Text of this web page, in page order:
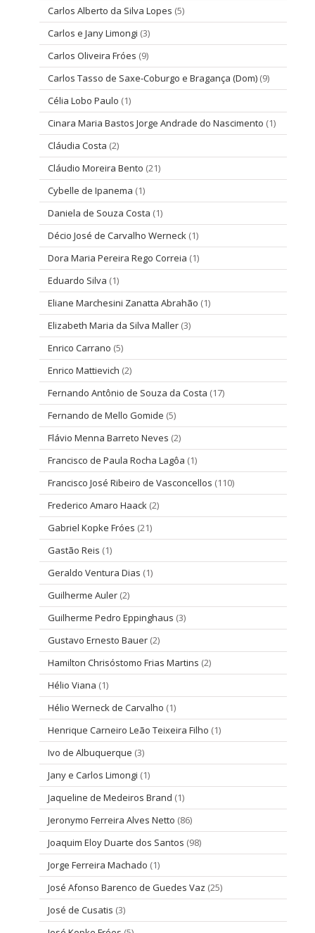
Carlos Alberto da Silva Lopes (5)
Carlos e Jany Limongi (3)
Carlos Oliveira Fróes (9)
Carlos Tasso de Saxe-Coburgo e Bragança (Dom) (9)
Célia Lobo Paulo (1)
Cinara Maria Bastos Jorge Andrade do Nascimento (1)
Cláudia Costa (2)
Cláudio Moreira Bento (21)
Cybelle de Ipanema (1)
Daniela de Souza Costa (1)
Décio José de Carvalho Werneck (1)
Dora Maria Pereira Rego Correia (1)
Eduardo Silva (1)
Eliane Marchesini Zanatta Abrahão (1)
Elizabeth Maria da Silva Maller (3)
Enrico Carrano (5)
Enrico Mattievich (2)
Fernando Antônio de Souza da Costa (17)
Fernando de Mello Gomide (5)
Flávio Menna Barreto Neves (2)
Francisco de Paula Rocha Lagôa (1)
Francisco José Ribeiro de Vasconcellos (110)
Frederico Amaro Haack (2)
Gabriel Kopke Fróes (21)
Gastão Reis (1)
Geraldo Ventura Dias (1)
Guilherme Auler (2)
Guilherme Pedro Eppinghaus (3)
Gustavo Ernesto Bauer (2)
Hamilton Chrisóstomo Frias Martins (2)
Hélio Viana (1)
Hélio Werneck de Carvalho (1)
Henrique Carneiro Leão Teixeira Filho (1)
Ivo de Albuquerque (3)
Jany e Carlos Limongi (1)
Jaqueline de Medeiros Brand (1)
Jeronymo Ferreira Alves Netto (86)
Joaquim Eloy Duarte dos Santos (98)
Jorge Ferreira Machado (1)
José Afonso Barenco de Guedes Vaz (25)
José de Cusatis (3)